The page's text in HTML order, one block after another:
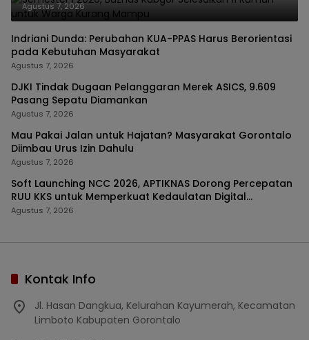
Agustus 7, 2026
Indriani Dunda: Perubahan KUA-PPAS Harus Berorientasi
pada Kebutuhan Masyarakat
Agustus 7, 2026
DJKI Tindak Dugaan Pelanggaran Merek ASICS, 9.609
Pasang Sepatu Diamankan
Agustus 7, 2026
Mau Pakai Jalan untuk Hajatan? Masyarakat Gorontalo
Diimbau Urus Izin Dahulu
Agustus 7, 2026
Soft Launching NCC 2026, APTIKNAS Dorong Percepatan
RUU KKS untuk Memperkuat Kedaulatan Digital
Indonesia
Agustus 7, 2026
Kontak Info
Jl. Hasan Dangkua, Kelurahan Kayumerah, Kecamatan
Limboto Kabupaten Gorontalo